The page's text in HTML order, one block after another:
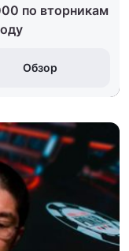
по вторникам
Обзор